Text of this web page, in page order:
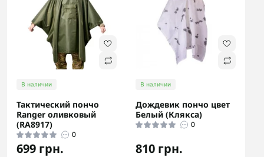
В наличии
Тактический пончо
Ranger оливковый
(RA8917)
0
699 грн.
В наличии
Дождевик пончо цвет
Белый (Клякса)
0
810 грн.